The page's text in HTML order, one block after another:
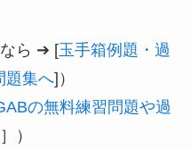
ら ➔ [玉手箱例題・過
題集へ]）
の無料練習問題や過
］）